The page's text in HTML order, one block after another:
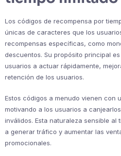
Los códigos de recompensa por
únicas de caracteres que los
recompensas específicas, como
descuentos. Su propósito principal
usuarios a actuar rápidamente,
retención de los usuarios.
Estos códigos a menudo vienen con
motivando a los usuarios a
inválidos. Esta naturaleza sensible al
a generar tráfico y aumentar las
promocionales.